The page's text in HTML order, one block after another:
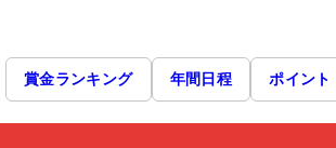
賞金ランキング 年間日程 ポイント